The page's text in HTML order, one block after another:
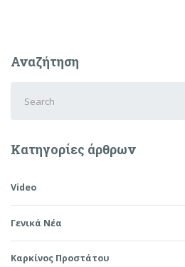
Αναζήτηση
for:
Κατηγορίες άρθρων
Video
Γενικά Νέα
Καρκίνος Προστάτου